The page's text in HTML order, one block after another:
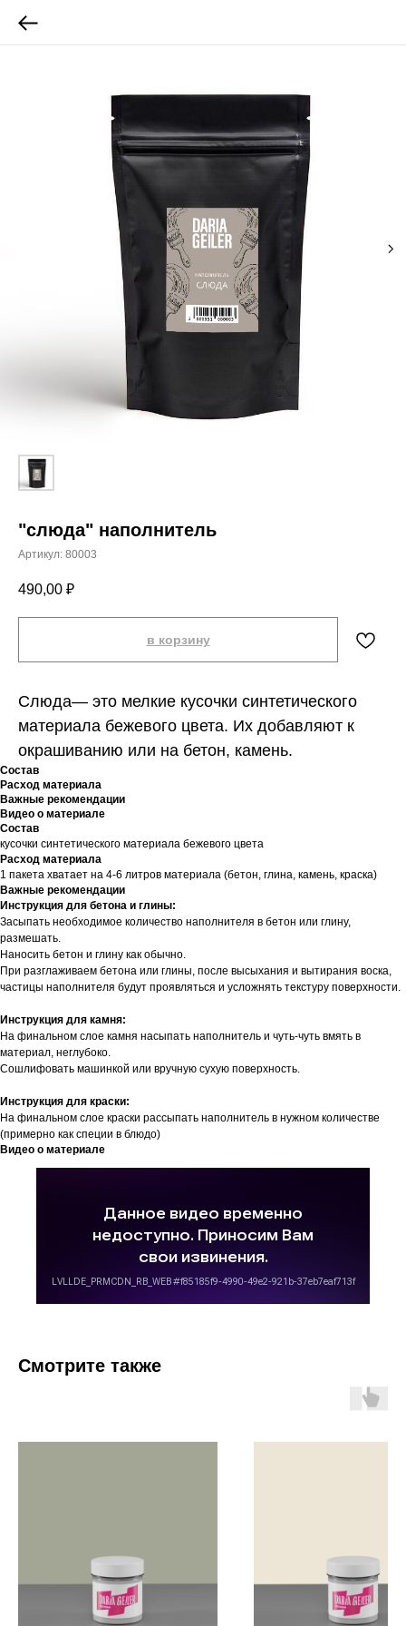
"слюда" наполнитель
Артикул: 80003
490,00 ₽
в корзину
Слюда— это мелкие кусочки синтетического
материала бежевого цвета. Их добавляют к
окрашиванию или на бетон, камень.
Состав
Расход материала
Важные рекомендации
Видео о материале
Состав
кусочки синтетического материала бежевого цвета
Расход материала
1 пакета хватает на 4-6 литров материала (бетон, глина, камень, краска)
Важные рекомендации
Инструкция для бетона и глины:
Засыпать необходимое количество наполнителя в бетон или глину,
размешать.
Наносить бетон и глину как обычно.
При разглаживаем бетона или глины, после высыхания и вытирания воска,
частицы наполнителя будут проявляться и усложнять текстуру поверхности.
Инструкция для камня:
На финальном слое камня насыпать наполнитель и чуть-чуть вмять в
материал, неглубоко.
Сошлифовать машинкой или вручную сухую поверхность.
Инструкция для краски:
На финальном слое краски рассыпать наполнитель в нужном количестве
(примерно как специи в блюдо)
Видео о материале
Смотрите также